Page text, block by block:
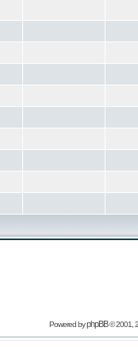
Powered byphpBB© 2001,